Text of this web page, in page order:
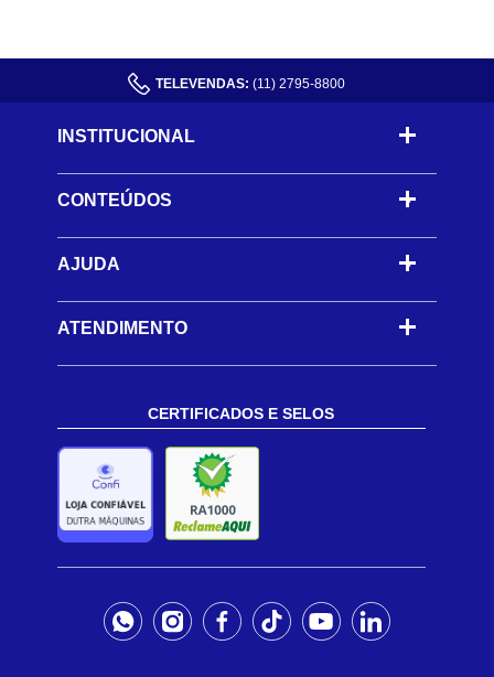
TELEVENDAS: (11) 2795-8800
INSTITUCIONAL
CONTEÚDOS -
AJUDA -
ATENDIMENTO
CERTIFICADOS E SELOS